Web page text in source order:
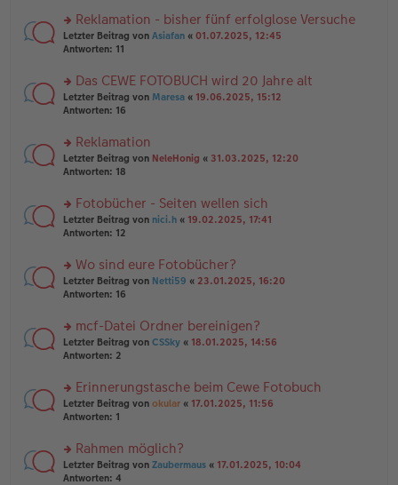
g
e
n
er
tr
a
g
n
g
el
e
n
er
tr
a
g
rs
te
n
g
el
e
n
er
tr
a
g
Reklamation - bisher fünf erfolglose Versuche
Letzter Beitrag von Asiafan « 01.07.2025, 12:45
Antworten: 11
rs
te
n
g
el
e
n
er
tr
a
g
Das CEWE FOTOBUCH wird 20 Jahre alt
Letzter Beitrag von Maresa « 19.06.2025, 15:12
Antworten: 16
rs
te
n
g
el
e
n
er
tr
a
g
Reklamation
Letzter Beitrag von NeleHonig « 31.03.2025, 12:20
Antworten: 18
rs
te
n
g
el
e
n
er
tr
a
g
Fotobücher - Seiten wellen sich
Letzter Beitrag von nici.h « 19.02.2025, 17:41
Antworten: 12
rs
te
n
g
el
e
n
er
tr
a
g
Wo sind eure Fotobücher?
Letzter Beitrag von Netti59 « 23.01.2025, 16:20
Antworten: 16
rs
te
n
g
el
e
n
er
mcf-Datei Ordner bereinigen?
Letzter Beitrag von CSSky « 18.01.2025, 14:56
Antworten: 2
rs
te
n
g
Erinnerungstasche beim Cewe Fotobuch
Letzter Beitrag von okular « 17.01.2025, 11:56
Antworten: 1
rs
te
Rahmen möglich?
Letzter Beitrag von Zaubermaus « 17.01.2025, 10:04
Antworten: 4